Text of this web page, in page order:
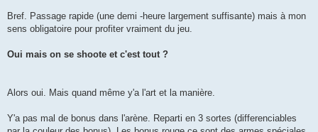
Bref. Passage rapide (une demi -heure largement suffisante) mais à mon
sens obligatoire pour profiter vraiment du jeu.
Oui mais on se shoote et c'est tout ?
Alors oui. Mais quand même y'a l'art et la manière.
Y'a pas mal de bonus dans l'arène. Reparti en 3 sortes (differenciables